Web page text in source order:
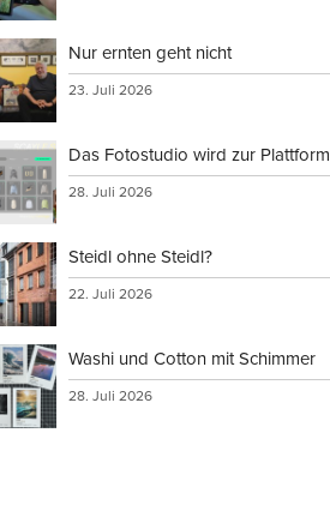
Nur ernten geht nicht
23. Juli 2026
Das Fotostudio wird zur Plattform
28. Juli 2026
Steidl ohne Steidl?
22. Juli 2026
Washi und Cotton mit Schimmer
28. Juli 2026